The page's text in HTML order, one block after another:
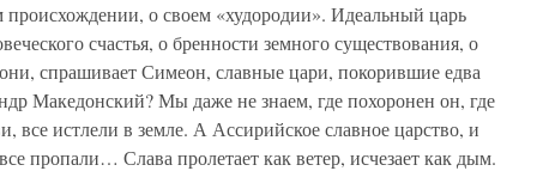
о своем «худородии». Идеальный царь
счастья, о бренности земного существования, о
спрашивает Симеон, славные цари, покорившие едва
Македонский? Мы даже не знаем, где похоронен он, где
все истлели в земле. А Ассирийское славное царство, и
пропали… Слава пролетает как ветер, исчезает как дым.